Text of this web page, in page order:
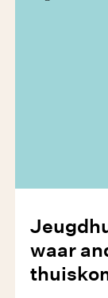
waar